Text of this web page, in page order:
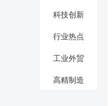
科技创新
行业热点
工业外贸
高精制造